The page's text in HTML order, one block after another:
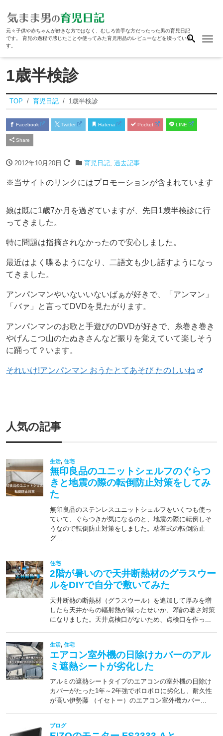
元々子供や赤ちゃんが好きな方ではなく、むしろ苦手な方だったった男の育児日記
です。 育児の過程で感じたことや使ってみた育児用品のレビューなどを綴っていま
す。
1歳半検診
TOP 育児日記 1歳半検診
Facebook Twitter Hatena Pocket LINE
Share
2012年10月20日 育児日記, 過去記事
※当サイトのリンクにはプロモーションが含まれています
娘は既に1歳7か月を過ぎていますが、先日1歳半検診に行
ってきました。
特に問題は指摘されなかったので安心しました。
最近はよく喋るようになり、二語文も少し話すようになっ
てきました。
アンパンマンやいないいないばぁが好きで、「アンマン」
「バァ」と言ってDVDを見たがります。
アンパンマンのお歌と手遊びのDVDが好きで、糸巻き巻き
やげんこつ山のたぬきさんなど振りを覚えていて楽しそう
に踊って？います。
それいけ!アンパンマン おうたとてあそび たのしいね
人気の記事